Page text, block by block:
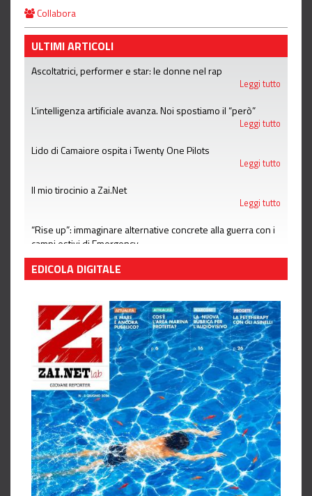
Collabora
ULTIMI ARTICOLI
Ascoltatrici, performer e star: le donne nel rap
Leggi tutto
L’intelligenza artificiale avanza. Noi spostiamo il “però”
Leggi tutto
Lido di Camaiore ospita i Twenty One Pilots
Leggi tutto
Il mio tirocinio a Zai.Net
Leggi tutto
“Rise up”: immaginare alternative concrete alla guerra con i
campi estivi di Emergency
Leggi tutto
EDICOLA DIGITALE